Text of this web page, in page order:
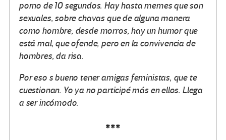
porno de 10 segundos. Hay hasta memes que son
sexuales, sobre chavas que de alguna manera
como hombre, desde morros, hay un humor que
está mal, que ofende, pero en la convivencia de
hombres, da risa.
Por eso s bueno tener amigas feministas, que te
cuestionan. Yo ya no participé más en ellos. Llega
a ser incómodo.
***